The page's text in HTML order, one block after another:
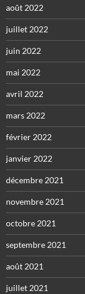
août 2022
juillet 2022
juin 2022
mai 2022
avril 2022
mars 2022
février 2022
janvier 2022
décembre 2021
novembre 2021
octobre 2021
septembre 2021
août 2021
juillet 2021